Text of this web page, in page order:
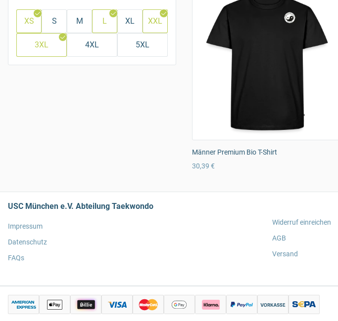
XS S M L XL XXL
3XL 4XL 5XL
Männer Premium Bio T-Shirt
30,39 €
USC München e.V. Abteilung Taekwondo
Impressum
Datenschutz
FAQs
Widerruf einreichen
AGB
Versand